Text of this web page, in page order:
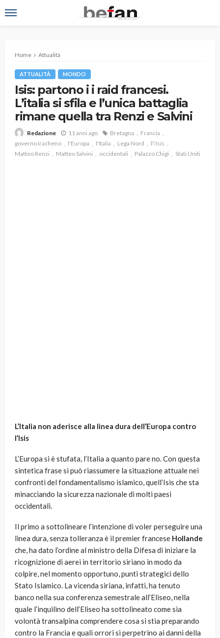
Home Attualità
ATTUALITÀ MONDO
Isis: partono i i raid francesi.
L’italia si sfila e l’unica battaglia
rimane quella tra Renzi e Salvini
Redazione 11 anni ago Bretagna
Francia
governo iracheno
l'Europa l'Italia Lega Nord
l\'Isis
Matteo Renzi
Matteo Salvini occidentali Palazzo Chigi Stati Uniti
L’Italia non aderisce alla linea dura dell’Europa contro
l’Isis
L’Europa si è stufata, l’Italia a quanto pare no. Con questa
sintetica frase si può riassumere la situazione attuale nei
confronti del fondamentalismo islamico, quell’Isis che sta
minacciando la sicurezza nazionale di molti paesi
occidentali.
Il primo a sottolineare l’intenzione di voler perseguire una
linea dura, senza tolleranza è il premier francese Hollande
che, ha dato l’ordine al ministro della Difesa di iniziare la
ricognizione di aerei in territorio siriano in modo da
colpire, nel momento opportuno, punti strategici dello
Stato Islamico. La vicenda siriana, infatti, ha tenuto
banco nella sua conferenza semestrale all’Eliseo, nella
quale l’inquilino dell’Eliseo ha sottolineato come sia
volontà transalpina comprendere cosa si stia preparando
contro la Francia e quali orrori si perpetrino ai danni della